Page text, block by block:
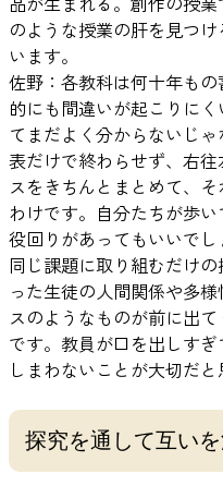
のような授業の肝を見つ
います。
佐野：各教科は何十年も
的にも間違いが起こりに
てまだよく分からないじ
表だけで終わらせず、右
スをきちんとまとめて、
わけです。自分たちが歩
役回りがあってもいいで
同じ課題に取り組むだけ
った生徒の人間関係や多
スのようなものが前に出
です。教員が口を出しす
しまわないことが大切だと
探究を通して互いを